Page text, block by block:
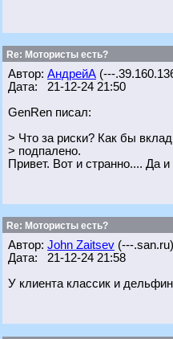
Re: Мотористы есть?
Автор: АндрейА (---
Дата: 21-12-24 21:50
GenRen писал:
> Что за риски? Как бы
> подпалено.
Привет. Вот и странно.... Да
Re: Мотористы есть?
Автор: John Zaitsev (---.san.ru)
Дата: 21-12-24 21:58
У клиента классик и